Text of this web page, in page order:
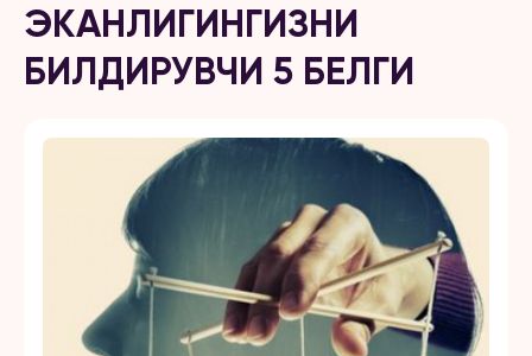
ЭКАНЛИГИНГИЗНИ
БИЛДИРУВЧИ 5 БЕЛГИ